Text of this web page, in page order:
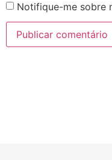
Notifique-me sobre